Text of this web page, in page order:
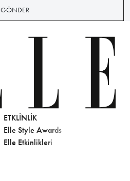
GÖNDER
ETKLINLIK
Elle Style Awards
Elle Etkinlikleri